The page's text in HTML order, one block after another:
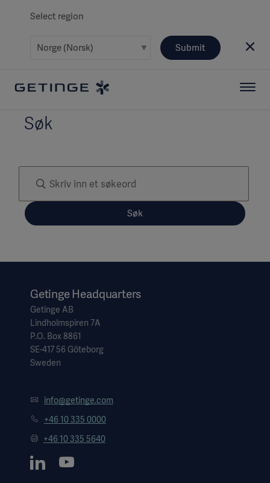
Select region
Submit
Søk
Søk
Getinge Headquarters
Getinge AB
Lindholmspiren 7A
P.O. Box 8861
SE-417 56 Göteborg
Sweden
info@getinge.com
+46 10 335 0000
+46 10 335 5640